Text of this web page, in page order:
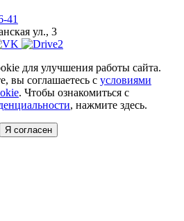
41
ул., 3
для улучшения работы сайта.
вы соглашаетесь с условиями
. Чтобы ознакомиться с
, нажмите здесь.
Я согласен